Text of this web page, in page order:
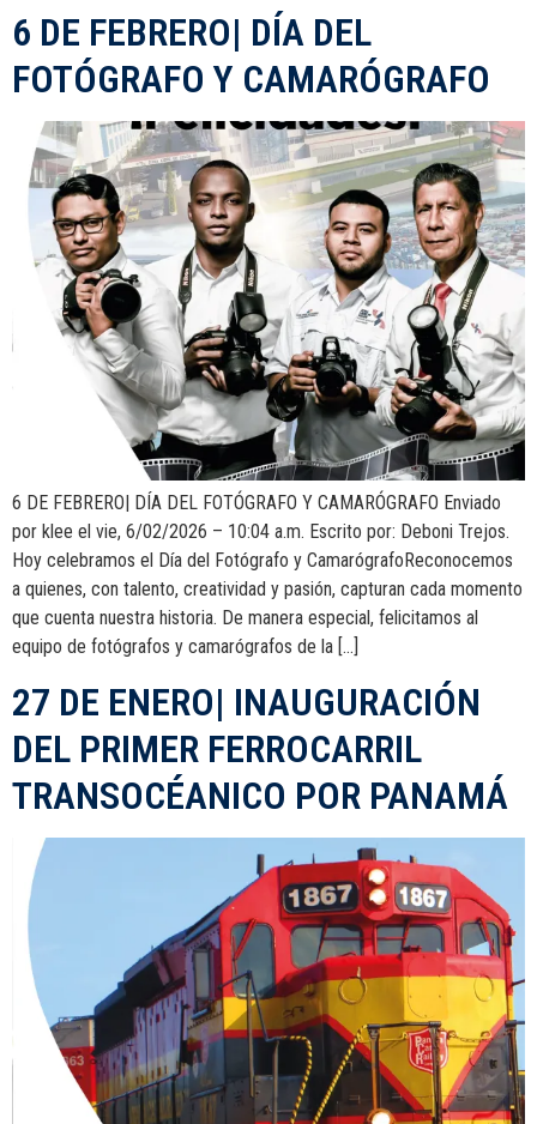
6 DE FEBRERO| DÍA DEL
FOTÓGRAFO Y CAMARÓGRAFO
6 DE FEBRERO| DÍA DEL FOTÓGRAFO Y CAMARÓGRAFO Enviado
por klee el vie, 6/02/2026 – 10:04 a.m. Escrito por: Deboni Trejos.
Hoy celebramos el Día del Fotógrafo y CamarógrafoReconocemos
a quienes, con talento, creatividad y pasión, capturan cada momento
que cuenta nuestra historia. De manera especial, felicitamos al
equipo de fotógrafos y camarógrafos de la […]
27 DE ENERO| INAUGURACIÓN
DEL PRIMER FERROCARRIL
TRANSOCÉANICO POR PANAMÁ